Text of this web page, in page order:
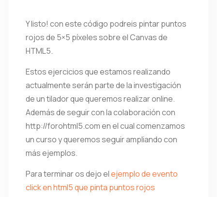
Y listo! con este código podreis pintar puntos
rojos de 5×5 píxeles sobre el Canvas de
HTML5.
Estos ejercicios que estamos realizando
actualmente serán parte de la investigación
de un tilador que queremos realizar online.
Además de seguir con la colaboración con
http://forohtml5.com en el cual comenzamos
un curso y queremos seguir ampliando con
más ejemplos.
Para terminar os dejo elejemplo de evento
click en html5 que pinta puntos rojos